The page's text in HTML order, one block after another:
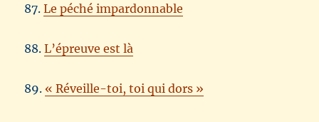
87.Le péché impardonnable
88.L’épreuve est là
89. « Réveille-toi, toi qui dors »